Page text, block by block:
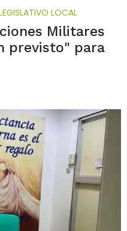
LOCAL
Militares
previsto" para